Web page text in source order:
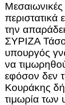
περιστατικά
την
ΣΥΡΙΖΑ
υπουργός
να
εφόσον δεν
Κουράκης
τιμωρία των